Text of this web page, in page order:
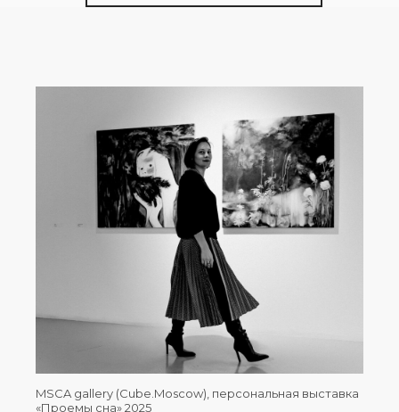
MSCA gallery (Cube.Moscow), персональная выставка
«Проемы сна» 2025